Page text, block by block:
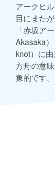
アークヒ
目にまた
「赤坂ア
Akasaka
knot）に
方舟の意
象的です。